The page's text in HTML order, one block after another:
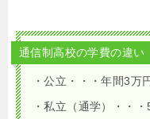
通信制高校の学費の違い
・公立・・・年間3万
・私立（通学）・・